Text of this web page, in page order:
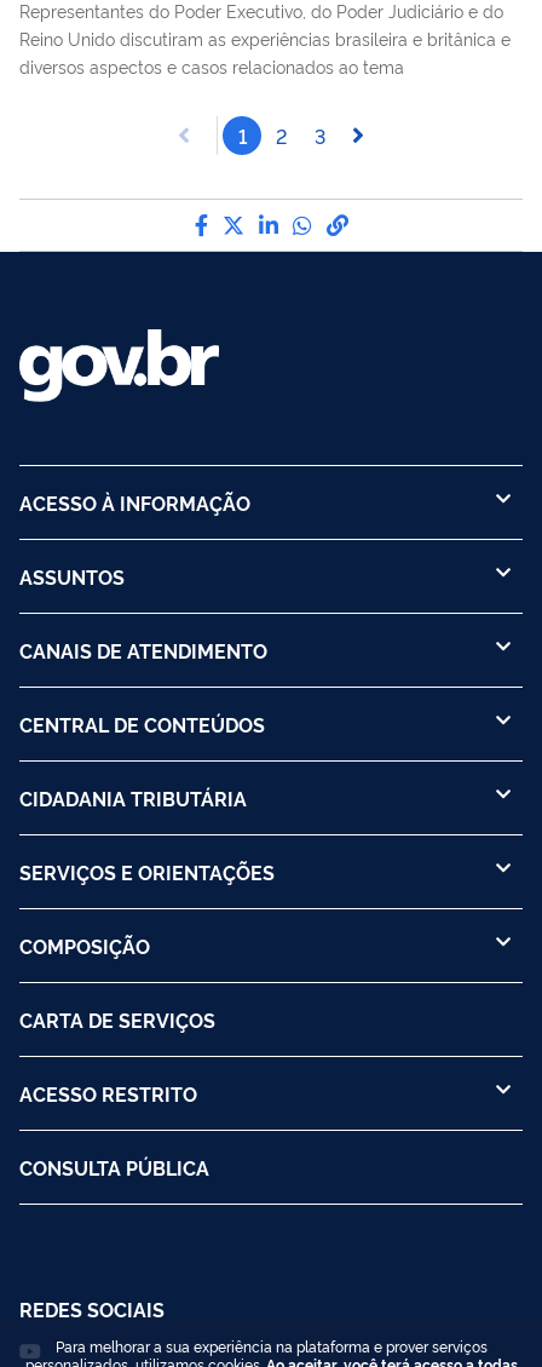
Representantes do Poder Executivo, do Poder Judiciário e do
Reino Unido discutiram as experiências brasileira e britânica e
diversos aspectos e casos relacionados ao tema
1 2 3
Compartilhe por Facebook
Compartilhe por Twitter
Compartilhe por
Compartilhe por
link para Copiar
ACESSO À INFORMAÇÃO
ASSUNTOS
CANAIS DE ATENDIMENTO
CENTRAL DE CONTEÚDOS
CIDADANIA TRIBUTÁRIA
SERVIÇOS E ORIENTAÇÕES
COMPOSIÇÃO
CARTA DE SERVIÇOS
ACESSO RESTRITO
CONSULTA PÚBLICA
REDES SOCIAIS
Para melhorar a sua experiência na plataforma e prover serviços